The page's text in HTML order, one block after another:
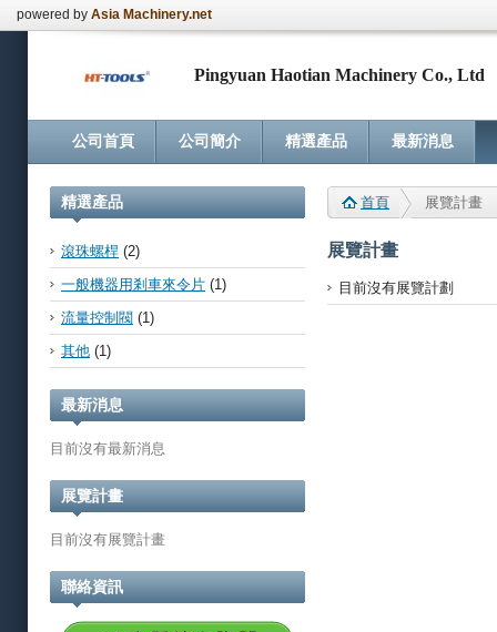
powered by Asia Machinery.net
Pingyuan Haotian Machinery Co., Ltd
公司首頁 公司簡介 精選產品 最新消息
精選產品
滾珠螺桿 (2)
一般機器用剎車來令片 (1)
流量控制閥 (1)
其他 (1)
最新消息
目前沒有最新消息
展覽計畫
目前沒有展覽計畫
聯絡資訊
首頁 展覽計畫
展覽計畫
目前沒有展覽計劃